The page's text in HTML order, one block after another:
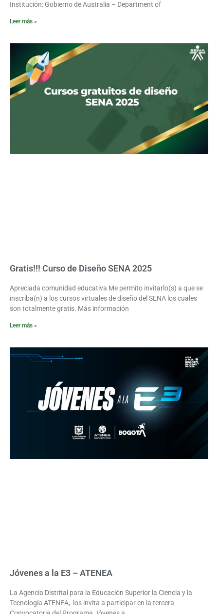
Institución: Gobierno de Australia – Department of
Leer más »
Gratis!!! Curso de Diseño SENA 2025
Apreciada comunidad educativa Me permito invitarlo(s) a que se
inscriba(n) a los cursos virtuales de diseño del SENA los cuales
son totalmente gratis. Más información
Leer más »
Jóvenes a la E3 – ATENEA
La Agencia Distrital para la Educación Superior la Ciencia y la
Tecnología ATENEA, los invita a participar en la tercera